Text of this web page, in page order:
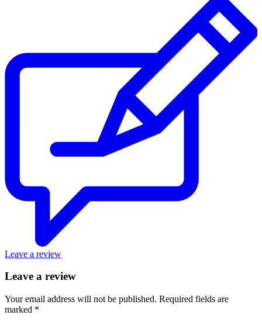
Leave a review
Leave a review
Your email address will not be published. Required fields are
marked *